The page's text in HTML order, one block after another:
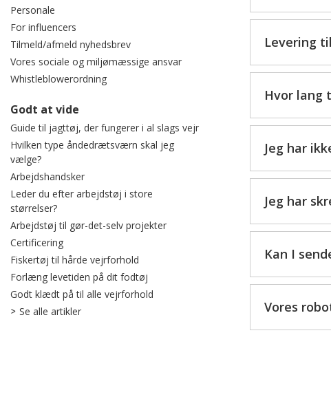
Personale
For influencers
Tilmeld/afmeld nyhedsbrev
Vores sociale og miljømæssige ansvar
Whistleblowerordning
Godt at vide
Guide til jagttøj, der fungerer i al slags vejr
Hvilken type åndedrætsværn skal jeg
vælge?
Arbejdshandsker
Leder du efter arbejdstøj i store
størrelser?
Arbejdstøj til gør-det-selv projekter
Certificering
Fiskertøj til hårde vejrforhold
Forlæng levetiden på dit fodtøj
Godt klædt på til alle vejrforhold
Se alle artikler
Levering
Hvor lang
Jeg har
Jeg har
Kan I
Vores